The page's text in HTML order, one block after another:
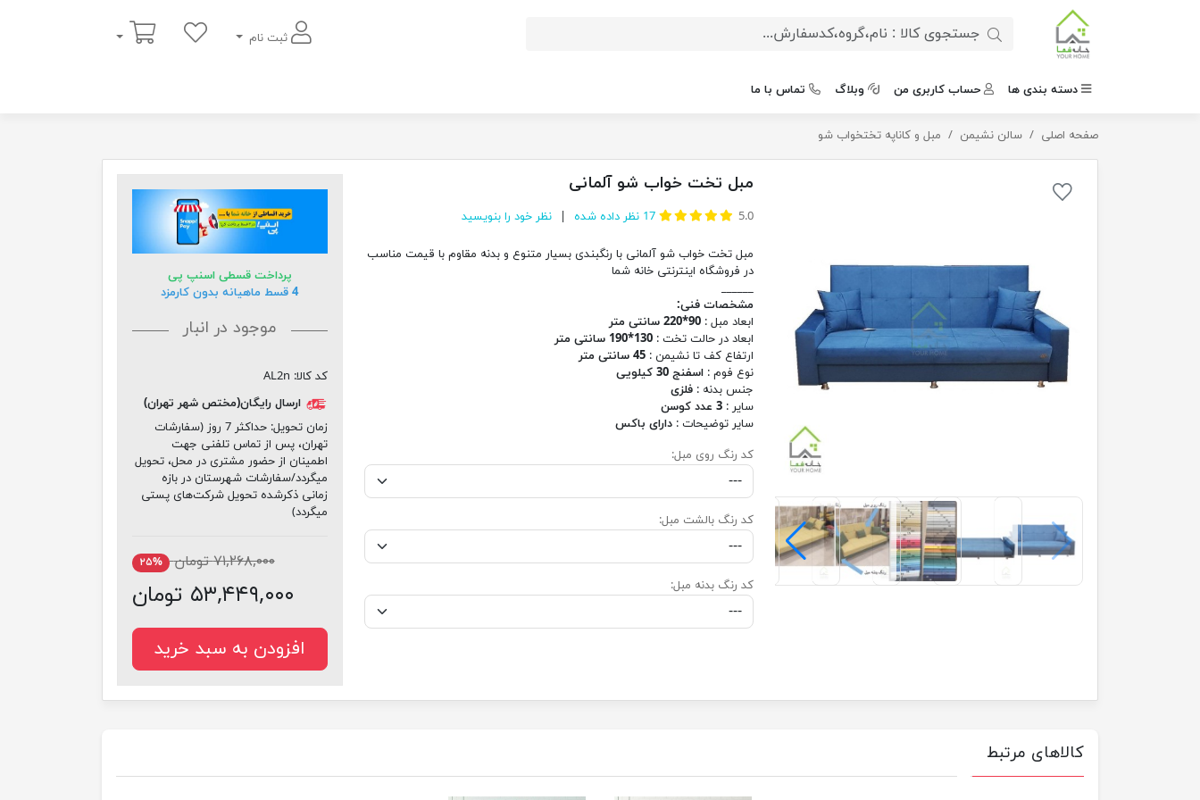
ثبت نام
سبد خرید
دسته بندی ها حساب کاربری من وبلاگ تماس با ما
صفحه اصلی سالن نشیمن مبل و کاناپه تختخواب شو مبل تخت خواب شو آلمانی
مبل تخت خواب شو آلمانی
5.0
17 نظر داده شده نظر خود را بنویسید
مبل تخت خواب شو آلمانی با رنگبندی بسیار متنوع و بدنه مقاوم با قیمت مناسب
در فروشگاه اینترنتی خانه شما
______
مشخصات فنی:
ابعاد مبل : 90*220 سانتی متر
ابعاد در حالت تخت : 130*190 سانتی متر
ارتفاع کف تا نشیمن : 45 سانتی متر
نوع فوم : اسفنج 30 کیلویی
جنس بدنه : فلزی
سایر : 3 عدد کوسن
سایر توضیحات : دارای باکس
کد رنگ روی مبل:
کد رنگ بالشت مبل:
کد رنگ بدنه مبل:
پرداخت قسطی اسنپ پی
4 قسط ماهیانه بدون کارمزد
موجود در انبار
کد کالا: AL2n
ارسال رایگان(مختص شهر تهران)
زمان تحویل:
حداکثر 7 روز (سفارشات
تهران، پس از تماس تلفنی جهت
اطمینان از حضور مشتری در محل، تحویل
میگردد/سفارشات شهرستان در بازه
زمانی ذکرشده تحویل شرکت‌های پستی
میگردد)
۷۱,۲۶۸,۰۰۰ تومان ۲۵%
۵۳,۴۴۹,۰۰۰ تومان
افزودن به سبد خرید
کالاهای مرتبط